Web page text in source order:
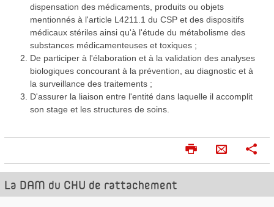
dispensation des médicaments, produits ou objets
mentionnés à l'article L4211.1 du CSP et des dispositifs
médicaux stériles ainsi qu'à l'étude du métabolisme des
substances médicamenteuses et toxiques ;
De participer à l'élaboration et à la validation des analyses
biologiques concourant à la prévention, au diagnostic et à
la surveillance des traitements ;
D'assurer la liaison entre l'entité dans laquelle il accomplit
son stage et les structures de soins.
I
m
p
E
n
o
a
r
La DAM du CHU de rattachement